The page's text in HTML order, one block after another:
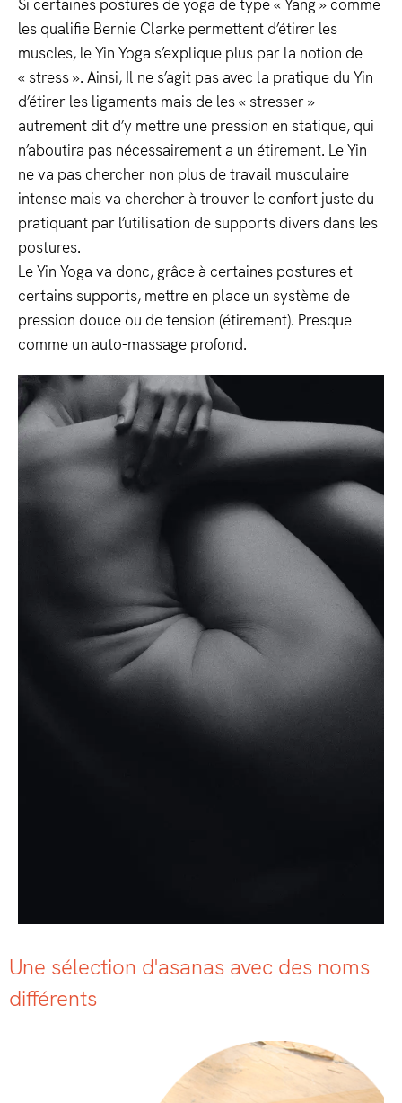
Si certaines postures de yoga de type « Yang » comme
les qualifie Bernie Clarke permettent d’étirer les
muscles, le Yin Yoga s’explique plus par la notion de
« stress ». Ainsi, Il ne s’agit pas avec la pratique du Yin
d’étirer les ligaments mais de les « stresser »
autrement dit d’y mettre une pression en statique, qui
n’aboutira pas nécessairement a un étirement. Le Yin
ne va pas chercher non plus de travail musculaire
intense mais va chercher à trouver le confort juste du
pratiquant par l’utilisation de supports divers dans les
postures.
Le Yin Yoga va donc, grâce à certaines postures et
certains supports, mettre en place un système de
pression douce ou de tension (étirement). Presque
comme un auto-massage profond.
Une sélection d'asanas avec des noms
différents